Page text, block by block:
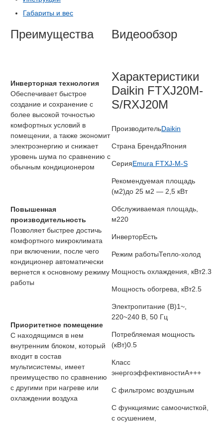
Габариты и вес
Преимущества
Инверторная технология
Обеспечивает быстрое
создание и сохранение с
более высокой точностью
комфортных условий в
помещении, а также экономит
электроэнергию и снижает
уровень шума по сравнению с
обычным кондиционером
Повышенная
производительность
Позволяет быстрее достичь
комфортного микроклимата
при включении, после чего
кондиционер автоматически
вернется к основному режиму
работы
Приоритетное помещение
С находящимся в нем
внутренним блоком, который
входит в состав
мультисистемы, имеет
преимущество по сравнению
с другими при нагреве или
охлаждении воздуха
Видеообзор
Характеристики
Daikin FTXJ20M-
S/RXJ20M
ПроизводительDaikin
Страна БрендаЯпония
СерияEmura FTXJ-M-S
Рекомендуемая площадь
(м2)до 25 м2 — 2,5 кВт
Обслуживаемая площадь,
м220
ИнверторЕсть
Режим работыТепло-холод
Мощность охлаждения, кВт2.3
Мощность обогрева, кВт2.5
Электропитание (В)1~,
220~240 В, 50 Гц
Потребляемая мощность
(кВт)0.5
Класс
энергоэффективностиA+++
С фильтромс воздушным
С функциямис самоочисткой,
с осушением,